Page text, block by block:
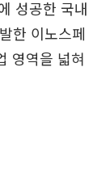
성공한 국내
한 이노스페
영역을 넓혀